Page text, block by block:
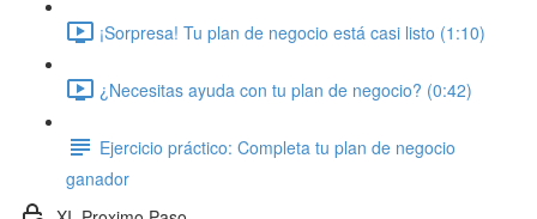
¡Sorpresa! Tu plan de negocio está casi listo (1:10)
¿Necesitas ayuda con tu plan de negocio? (0:42)
Ejercicio práctico: Completa tu plan de negocio
ganador